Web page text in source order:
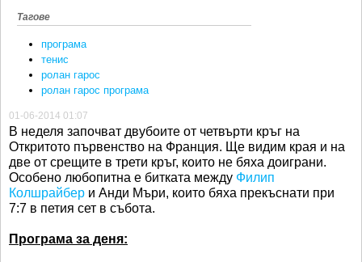
Тагове
програма
тенис
ролан гарос
ролан гарос програма
01-06-2014 01:07
В неделя започват двубоите от четвърти кръг на
Откритото първенство на Франция. Ще видим края и на
две от срещите в трети кръг, които не бяха доиграни.
Особено любопитна е битката между Филип
Колшрайбер и Анди Мъри, които бяха прекъснати при
7:7 в петия сет в събота.
Програма за деня: